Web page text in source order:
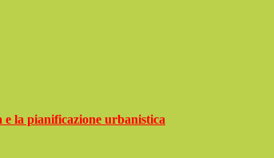
e la pianificazione urbanistica